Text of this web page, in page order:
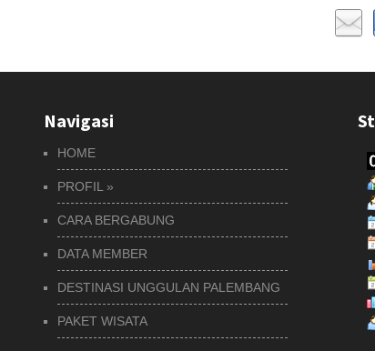
Navigasi
HOME
PROFIL »
CARA BERGABUNG
DATA MEMBER
DESTINASI UNGGULAN PALEMBANG
PAKET WISATA